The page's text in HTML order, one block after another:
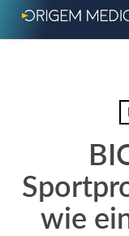
Skip
wie